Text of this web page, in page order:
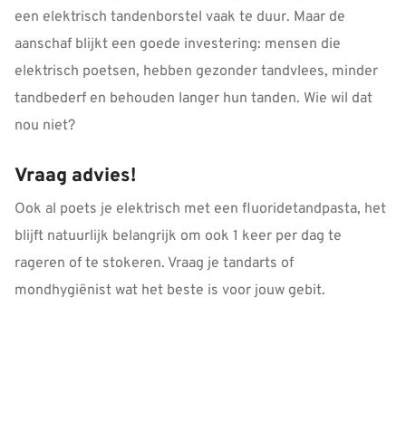
een elektrisch tandenborstel vaak te duur. Maar de
aanschaf blijkt een goede investering: mensen die
elektrisch poetsen, hebben gezonder tandvlees, minder
tandbederf en behouden langer hun tanden. Wie wil dat
nou niet?
Vraag advies!
Ook al poets je elektrisch met een fluoridetandpasta, het
blijft natuurlijk belangrijk om ook 1 keer per dag te
rageren of te stokeren. Vraag je tandarts of
mondhygiënist wat het beste is voor jouw gebit.